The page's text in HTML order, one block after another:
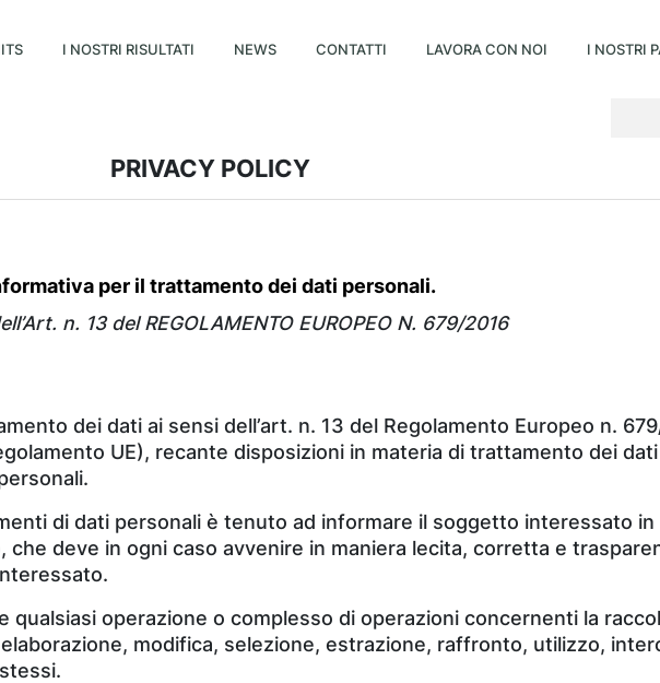
I NOSTRI RISULTATI NEWS CONTATTI LAVORA CON NOI I NOSTRI
PRIVACY POLICY
per il trattamento dei dati personali.
n. 13 del REGOLAMENTO EUROPEO N. 679/2016
dei dati ai sensi dell’art. n. 13 del Regolamento Europeo n.
UE), recante disposizioni in materia di trattamento dei
di dati personali è tenuto ad informare il soggetto interessato in
deve in ogni caso avvenire in maniera lecita, corretta e
qualsiasi operazione o complesso di operazioni concernenti la
modifica, selezione, estrazione, raffronto, utilizzo,